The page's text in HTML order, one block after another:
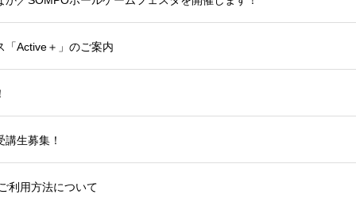
「Active＋」のご案内
生募集！
利用方法について